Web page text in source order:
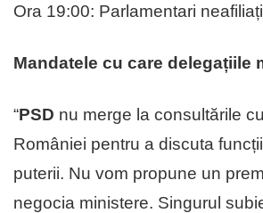
Ora 19:00: Parlamentari
Mandatele cu care delegațiile
“PSD nu merge la consultările
României pentru a discuta
puterii. Nu vom propune un
negocia ministere. Singurul